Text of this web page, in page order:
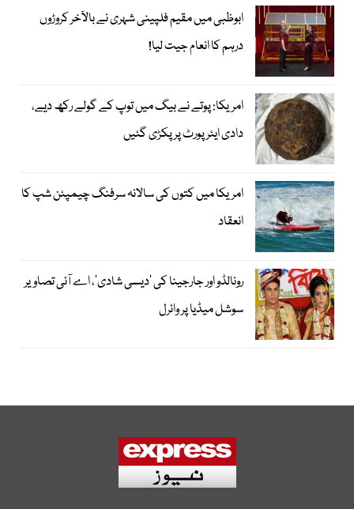
ابوظبی میں مقیم فلپینی شہری نے بالآخر کروڑوں
درہم کا انعام جیت لیا!
امریکا: پوتے نے بیگ میں توپ کے گولے رکھ دیے،
دادی ایئرپورٹ پر پکڑی گئیں
امریکا میں کتوں کی سالانہ سرفنگ چیمپئن شپ کا
انعقاد
رونالڈو اور جارجینا کی ’دیسی شادی‘، اے آئی تصاویر
سوشل میڈیا پر وائرل